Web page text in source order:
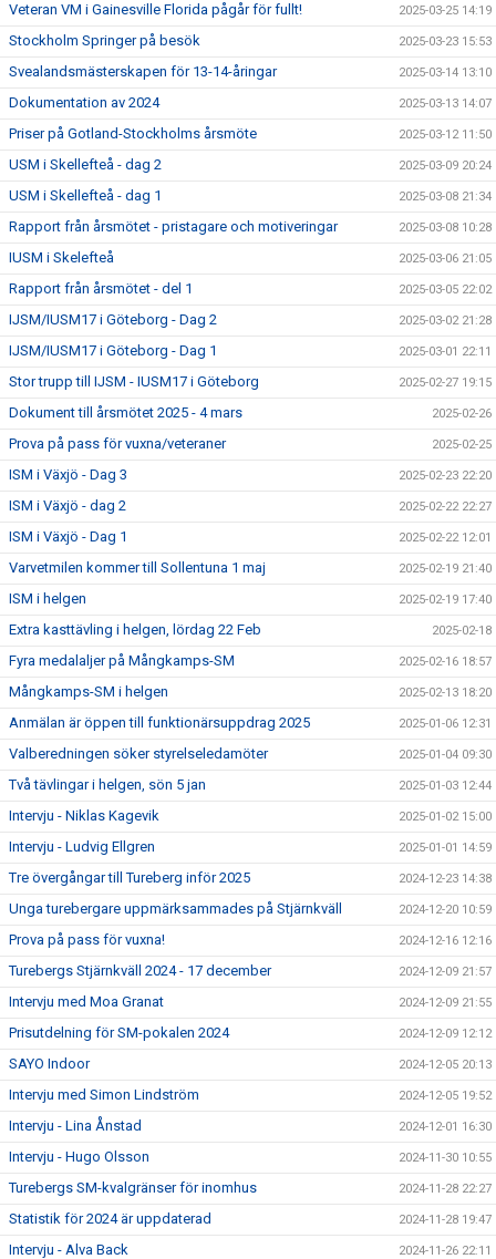
Veteran VM i Gainesville Florida pågår för fullt! 2025-03-25 14:19
Stockholm Springer på besök 2025-03-23 15:53
Svealandsmästerskapen för 13-14-åringar 2025-03-14 13:10
Dokumentation av 2024 2025-03-13 14:07
Priser på Gotland-Stockholms årsmöte 2025-03-12 11:50
USM i Skellefteå - dag 2 2025-03-09 20:24
USM i Skellefteå - dag 1 2025-03-08 21:34
Rapport från årsmötet - pristagare och motiveringar 2025-03-08 10:28
IUSM i Skelefteå 2025-03-06 21:05
Rapport från årsmötet - del 1 2025-03-05 22:02
IJSM/IUSM17 i Göteborg - Dag 2 2025-03-02 21:28
IJSM/IUSM17 i Göteborg - Dag 1 2025-03-01 22:11
Stor trupp till IJSM - IUSM17 i Göteborg 2025-02-27 19:15
Dokument till årsmötet 2025 - 4 mars 2025-02-26
Prova på pass för vuxna/veteraner 2025-02-25
ISM i Växjö - Dag 3 2025-02-23 22:20
ISM i Växjö - dag 2 2025-02-22 22:27
ISM i Växjö - Dag 1 2025-02-22 12:01
Varvetmilen kommer till Sollentuna 1 maj 2025-02-19 21:40
ISM i helgen 2025-02-19 17:40
Extra kasttävling i helgen, lördag 22 Feb 2025-02-18
Fyra medalaljer på Mångkamps-SM 2025-02-16 18:57
Mångkamps-SM i helgen 2025-02-13 18:20
Anmälan är öppen till funktionärsuppdrag 2025 2025-01-06 12:31
Valberedningen söker styrelseledamöter 2025-01-04 09:30
Två tävlingar i helgen, sön 5 jan 2025-01-03 12:44
Intervju - Niklas Kagevik 2025-01-02 15:00
Intervju - Ludvig Ellgren 2025-01-01 14:59
Tre övergångar till Tureberg inför 2025 2024-12-23 14:38
Unga turebergare uppmärksammades på Stjärnkväll 2024-12-20 10:59
Prova på pass för vuxna! 2024-12-16 12:16
Turebergs Stjärnkväll 2024 - 17 december 2024-12-09 21:57
Intervju med Moa Granat 2024-12-09 21:55
Prisutdelning för SM-pokalen 2024 2024-12-09 12:12
SAYO Indoor 2024-12-05 20:13
Intervju med Simon Lindström 2024-12-05 19:52
Intervju - Lina Ånstad 2024-12-01 16:30
Intervju - Hugo Olsson 2024-11-30 10:55
Turebergs SM-kvalgränser för inomhus 2024-11-28 22:27
Statistik för 2024 är uppdaterad 2024-11-28 19:47
Intervju - Alva Back 2024-11-26 22:11